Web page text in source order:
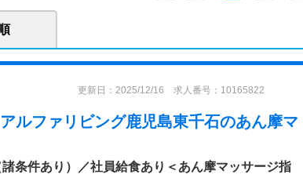
更新日：2025/12/16 求人番号：10165822
ルファリビング鹿児島東千石のあん摩マ
条件あり）／社員給食あり＜あん摩マッサージ指